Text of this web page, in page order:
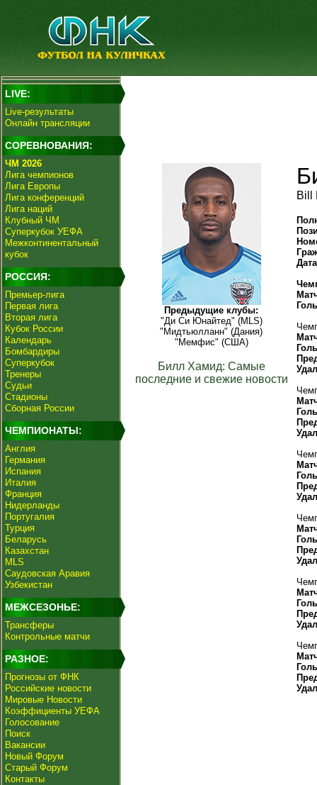
LIVE:
Live-результаты
Онлайн трансляции
СОРЕВНОВАНИЯ:
ЧМ 2026
Лига чемпионов
Лига Европы
Лига конференций
Лига наций
Клубный ЧМ
Суперкубок УЕФА
Межконтинентальный
кубок
РОССИЯ:
Премьер-лига
Первая лига
Вторая лига
Кубок России
Календарь
Бомбардиры
Суперкубок
Тренеры
Судьи
Стадионы
Сборная России
ЧЕМПИОНАТЫ:
Англия
Германия
Испания
Италия
Франция
Нидерланды
Португалия
Турция
Беларусь
Казахстан
MLS
Саудовская Аравия
Узбекистан
МЕЖСЕЗОНЬЕ:
Трансферы
Контрольные матчи
РАЗНОЕ:
Прогнозы от ФНК
Российские новости
Мировые Новости
Коэффициенты УЕФА
Голосование
Поиск
Вакансии
Новый Форум
Старый Форум
Контакты
Предыдущие клубы:
"Ди Си Юнайтед" (MLS)
"Мидтьюлланн" (Дания)
"Мемфис" (США)
Билл Хамид: Самые
последние и свежие новости
Bill